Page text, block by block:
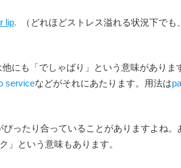
lip. （どれほどストレス溢れる状況下でも
にも「でしゃばり」という意味がありま
serviceなどがそれにあたります。用法は
ったり合っていることがありますよね。
」という意味もあります。